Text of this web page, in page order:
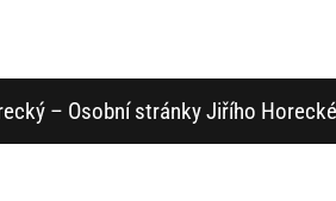
– Osobní stránky Jiřího